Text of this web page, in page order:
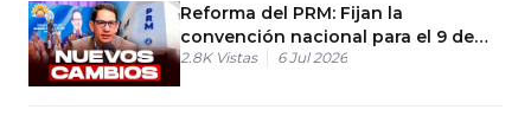
Reforma del PRM: Fijan la
convención nacional para el 9 de
agosto
2.8K Vistas 6 Jul 2026